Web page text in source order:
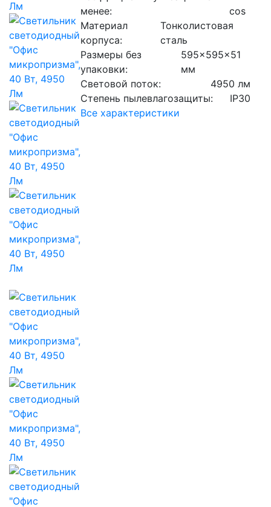
менее:
cos
Материал
корпуса:
Тонколистовая
сталь
Размеры без
упаковки:
595x595x51
мм
Световой поток:
4950 лм
Степень пылевлагозащиты:
IP30
Все характеристики